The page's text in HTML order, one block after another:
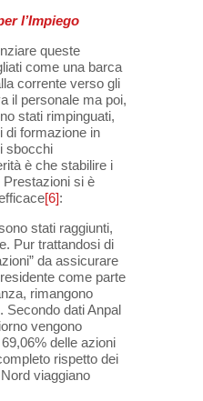
l’Impiego
queste
come una barca
corrente verso gli
il personale ma poi,
stati rimpinguati,
di formazione in
sbocchi
è che stabilire i
Prestazioni si è
[6]:
stati raggiunti,
Pur trattandosi di
da assicurare
come parte
rimangono
Secondo dati Anpal
vengono
delle azioni
rispetto dei
viaggiano